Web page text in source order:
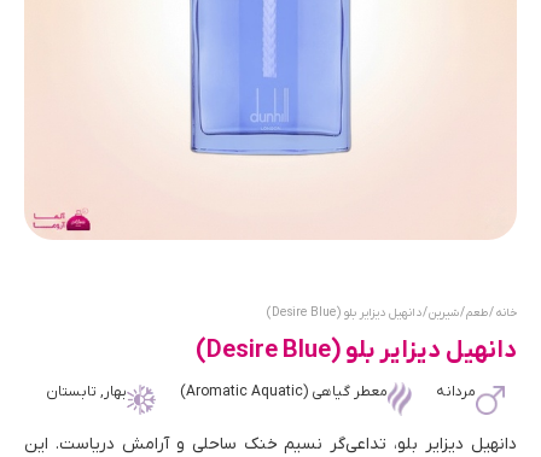
خانه/طعم/شیرین/ دانهیل دیزایر بلو (Desire Blue)
دانهیل دیزایر بلو (Desire Blue)
مردانه معطر گیاهی (Aromatic Aquatic) بهار, تابستان
دانهیل دیزایر بلو، تداعی‌گر نسیم خنک ساحلی و آرامش دریاست. این